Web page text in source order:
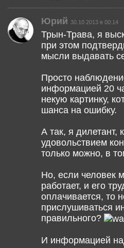
Юрий 30.10.2013 в 00:14
Трын-Трава, я
при этом
мысли выдавать
Просто
информацией 20
некую картинку,
шанса на ошибку.
А так, я дилетант,
удовольствием
только можно, в
Но, если человек
работает, и его
оплачивается, то
прислушиваться
правильного?
И информацией